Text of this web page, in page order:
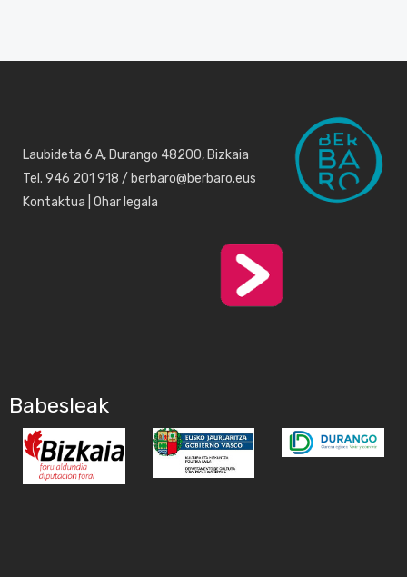
Laubideta 6 A, Durango 48200, Bizkaia
Tel. 946 201 918 / berbaro@berbaro.eus
Kontaktua Ohar legala
Babesleak